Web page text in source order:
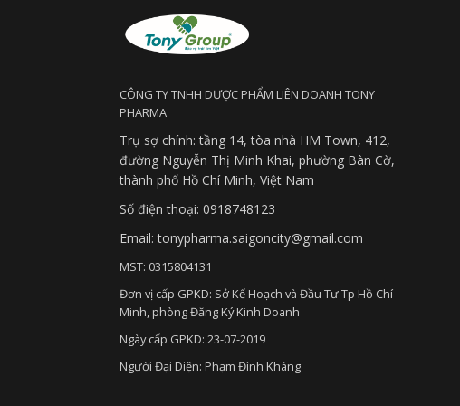
CÔNG TY TNHH DƯỢC PHẨM LIÊN DOANH TONY
PHARMA
Trụ sợ chính: tầng 14, tòa nhà HM Town, 412,
đường Nguyễn Thị Minh Khai, phường Bàn Cờ,
thành phố Hồ Chí Minh, Việt Nam
Số điện thoại: 0918748123
Email: tonypharma.saigoncity@gmail.com
MST: 0315804131
Đơn vị cấp GPKD: Sở Kế Hoạch và Đầu Tư Tp Hồ Chí
Minh, phòng Đăng Ký Kinh Doanh
Ngày cấp GPKD: 23-07-2019
Người Đại Diện: Phạm Đình Kháng